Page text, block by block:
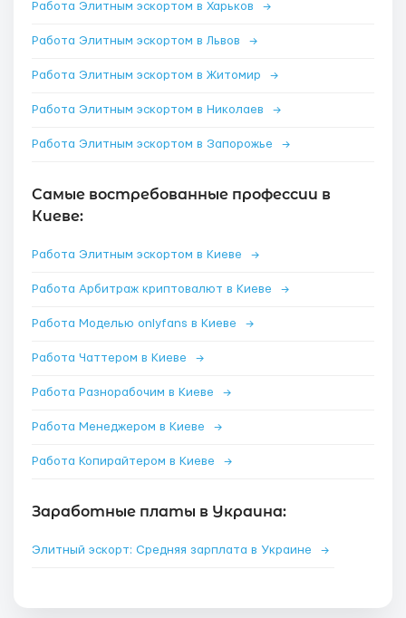
Работа Элитным эскортом в Харьков →
Работа Элитным эскортом в Львов →
Работа Элитным эскортом в Житомир →
Работа Элитным эскортом в Николаев →
Работа Элитным эскортом в Запорожье →
Самые востребованные профессии в
Киеве:
Работа Элитным эскортом в Киеве →
Работа Арбитраж криптовалют в Киеве →
Работа Моделью onlyfans в Киеве →
Работа Чаттером в Киеве →
Работа Разнорабочим в Киеве →
Работа Менеджером в Киеве →
Работа Копирайтером в Киеве →
Заработные платы в Украина:
Элитный эскорт: Средняя зарплата в Украине →